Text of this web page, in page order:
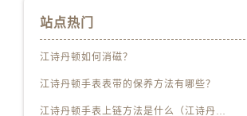
站点热门
江诗丹顿如何消磁？
江诗丹顿手表表带的保养方法有哪些？
江诗丹顿手表上链方法是什么（江诗丹顿怎么给手表上链）